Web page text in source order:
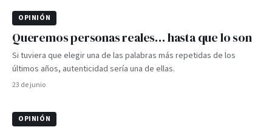
OPINIÓN
Queremos personas reales… hasta que lo son
Si tuviera que elegir una de las palabras más repetidas de los
últimos años, autenticidad sería una de ellas.
23 de junio
OPINIÓN